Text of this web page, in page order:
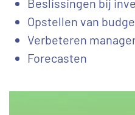
Beslissingen bij
Opstellen van
Verbeteren
Forecasten